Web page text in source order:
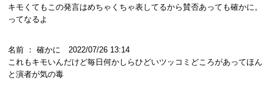
キモくてもこの発言はめちゃくちゃ表してるから賛否あっても確かに。
ってなるよ
名前 ： 確かに 2022/07/26 13:14
これもキモいんだけど毎日何かしらひどいツッコミどころがあってほん
と演者が気の毒